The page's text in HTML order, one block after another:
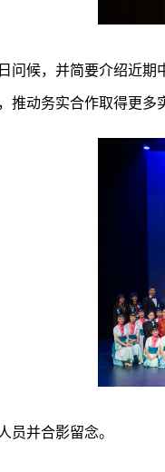
问候，并简要介绍近
推动务实合作取得更
员并合影留念。